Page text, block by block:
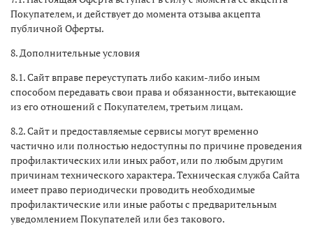
Покупателем, и действует до момента отзыва акцепта
публичной Оферты.
8. Дополнительные условия
8.1. Сайт вправе переуступать либо каким-либо иным
способом передавать свои права и обязанности, вытекающие
из его отношений с Покупателем, третьим лицам.
8.2. Сайт и предоставляемые сервисы могут временно
частично или полностью недоступны по причине проведения
профилактических или иных работ, или по любым другим
причинам технического характера. Техническая служба Сайта
имеет право периодически проводить необходимые
профилактические или иные работы с предварительным
уведомлением Покупателей или без такового.